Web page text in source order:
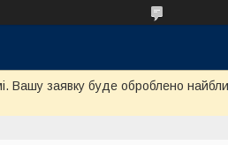
Вашу заявку буде оброблено